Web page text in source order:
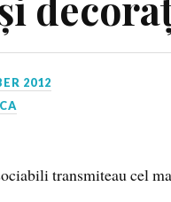
2012
transmiteau cel